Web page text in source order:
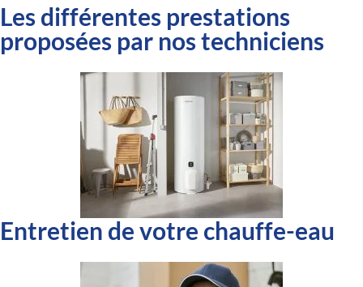
Les différentes prestations
proposées par nos techniciens
Entretien de votre chauffe-eau